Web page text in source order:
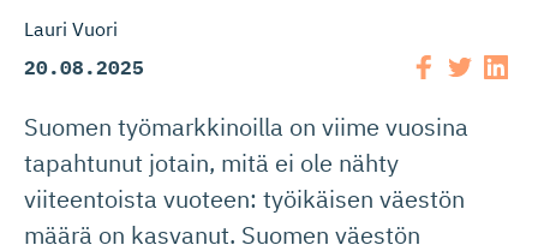
Lauri Vuori
20.08.2025
Suomen työmarkkinoilla on viime vuosina
tapahtunut jotain, mitä ei ole nähty
viiteentoista vuoteen: työikäisen väestön
määrä on kasvanut. Suomen väestön